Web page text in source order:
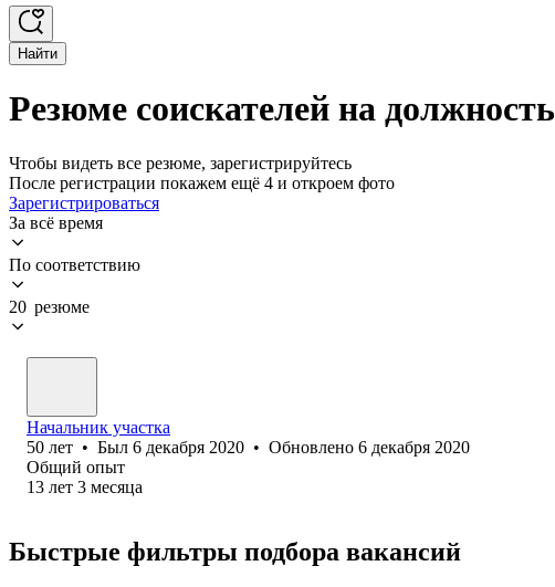
Найти
Резюме соискателей на
Чтобы видеть все резюме, зарегистрируйтесь
После регистрации покажем ещё 4 и откроем фото
Зарегистрироваться
За всё время
По соответствию
20 резюме
Начальник участка
50 лет • Был 6 декабря 2020 • Обновлено 6 декабря 2020
Общий опыт
13 лет 3 месяца
Быстрые фильтры подбора вакансий